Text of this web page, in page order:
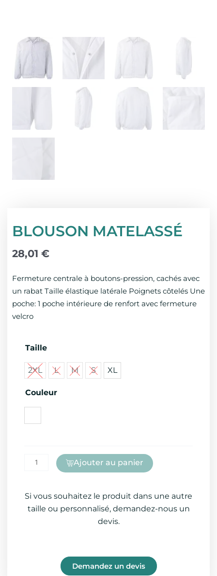
BLOUSON MATELASSÉ
28,01 €
Fermeture centrale à boutons-pression, cachés avec
un rabat Taille élastique latérale Poignets côtelés Une
poche: 1 poche intérieure de renfort avec fermeture
velcro
Taille
2XL L M S XL
Couleur
quantité
BLOUSON
Ajouter au panier
Si vous souhaitez le produit dans une autre
taille ou personnalisé, demandez-nous un
devis.
Demandez un devis